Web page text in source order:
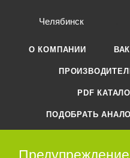
Челябинск
О КОМПАНИИ
PDF
ПОДОБРАТЬ